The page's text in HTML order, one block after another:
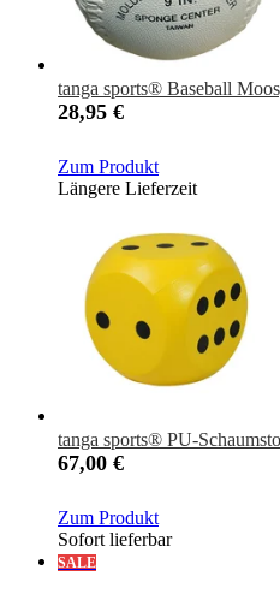
tanga sports® Baseball
28,95 €
Zum Produkt
Längere Lieferzeit
tanga sports® PU-
67,00 €
Zum Produkt
Sofort lieferbar
SALE